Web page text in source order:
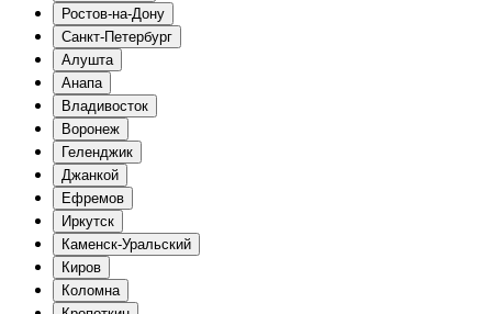
Ростов-на-Дону
Санкт-Петербург
Алушта
Анапа
Владивосток
Воронеж
Геленджик
Джанкой
Ефремов
Иркутск
Каменск-Уральский
Киров
Коломна